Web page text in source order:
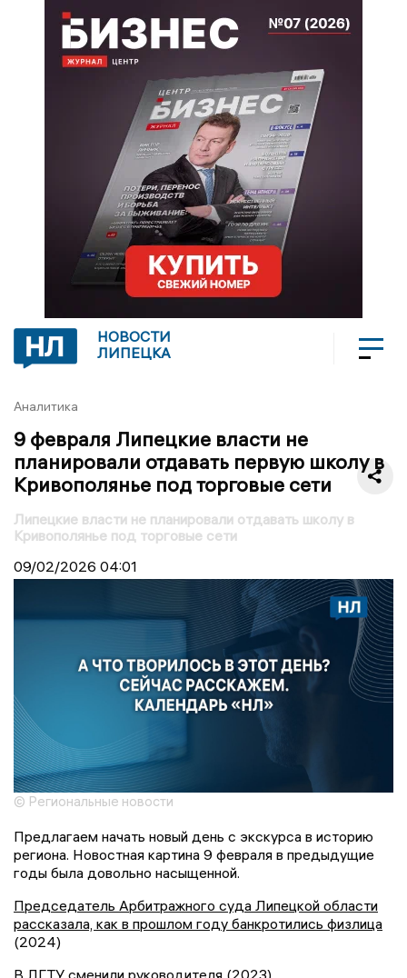
НОВОСТИ
ЛИПЕЦКА
Аналитика
9 февраля Липецкие власти не
планировали отдавать первую школу в
Кривополянье под торговые сети
Липецкие власти не планировали отдавать школу в
Кривополянье под торговые сети
09/02/2026 04:01
© Региональные новости
Предлагаем начать новый день с экскурса в историю
региона. Новостная картина 9 февраля в предыдущие
годы была довольно насыщенной.
Председатель Арбитражного суда Липецкой области
рассказала, как в прошлом году банкротились физлица
(2024)
В ЛГТУ сменили руководителя (2023)